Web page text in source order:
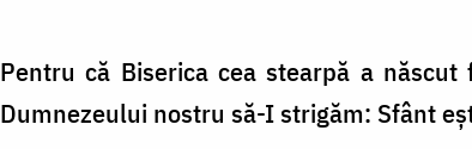
Pentru că Biserica cea stearpă a
Dumnezeului nostru să-I strigăm: Sfânt